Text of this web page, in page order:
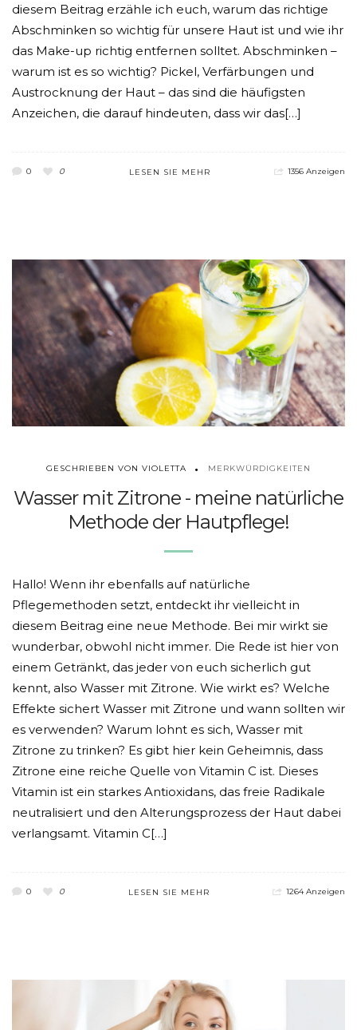
diesem Beitrag erzähle ich euch, warum das richtige
Abschminken so wichtig für unsere Haut ist und wie ihr
das Make-up richtig entfernen solltet. Abschminken –
warum ist es so wichtig? Pickel, Verfärbungen und
Austrocknung der Haut – das sind die häufigsten
Anzeichen, die darauf hindeuten, dass wir das[…]
0 0 LESEN SIE MEHR 1356 Anzeigen
GESCHRIEBEN VON VIOLETTA MERKWÜRDIGKEITEN
Wasser mit Zitrone - meine natürliche
Methode der Hautpflege!
Hallo! Wenn ihr ebenfalls auf natürliche
Pflegemethoden setzt, entdeckt ihr vielleicht in
diesem Beitrag eine neue Methode. Bei mir wirkt sie
wunderbar, obwohl nicht immer. Die Rede ist hier von
einem Getränkt, das jeder von euch sicherlich gut
kennt, also Wasser mit Zitrone. Wie wirkt es? Welche
Effekte sichert Wasser mit Zitrone und wann sollten wir
es verwenden? Warum lohnt es sich, Wasser mit
Zitrone zu trinken? Es gibt hier kein Geheimnis, dass
Zitrone eine reiche Quelle von Vitamin C ist. Dieses
Vitamin ist ein starkes Antioxidans, das freie Radikale
neutralisiert und den Alterungsprozess der Haut dabei
verlangsamt. Vitamin C[…]
0 0 LESEN SIE MEHR 1264 Anzeigen